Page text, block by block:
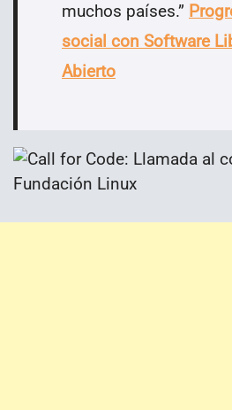
muchos países.”
social con Software
Abierto